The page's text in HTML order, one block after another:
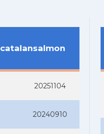
20251104
20240910